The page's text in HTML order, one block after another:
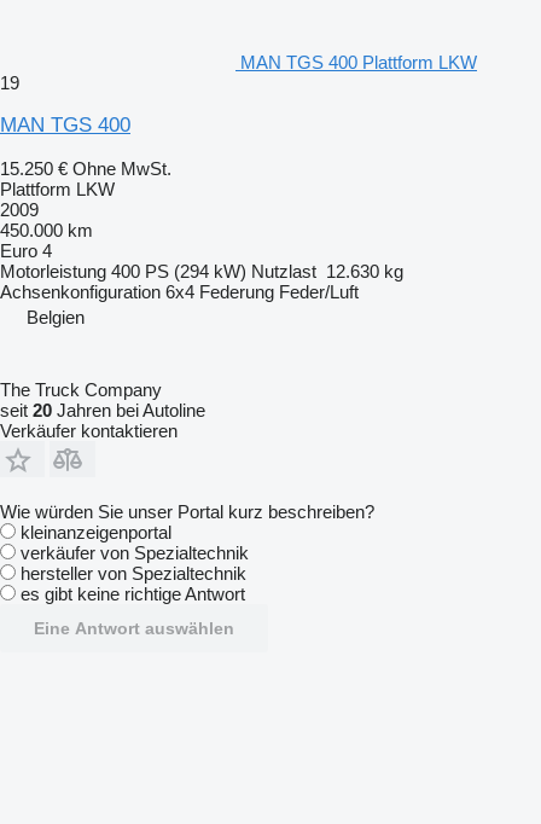
MAN TGS 400 Plattform LKW
19
MAN TGS 400
15.250 € Ohne MwSt.
Plattform LKW
2009
450.000 km
Euro 4
Motorleistung 400 PS (294 kW) Nutzlast 12.630 kg
Achsenkonfiguration 6x4 Federung Feder/Luft
Belgien
The Truck Company
seit 20 Jahren bei Autoline
Verkäufer kontaktieren
Wie würden Sie unser Portal kurz beschreiben?
kleinanzeigenportal
verkäufer von Spezialtechnik
hersteller von Spezialtechnik
es gibt keine richtige Antwort
Eine Antwort auswählen